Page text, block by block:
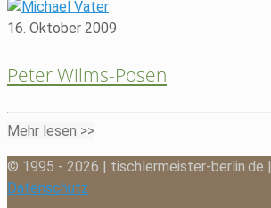
16. Oktober 2009
Peter Wilms-Posen
Mehr lesen >>
© 1995 - 2026 | tischlermeister-berlin.de |
Datenschutz